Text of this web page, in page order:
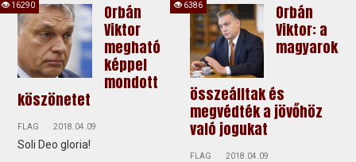
Orbán
Viktor
megható
képpel
mondott
köszönetet
FLAG 2018.04.09
Soli Deo gloria!
16290
Orbán
Viktor: a
magyarok
összeálltak és
megvédték a jövőhöz
való jogukat
FLAG 2018.04.09
6386